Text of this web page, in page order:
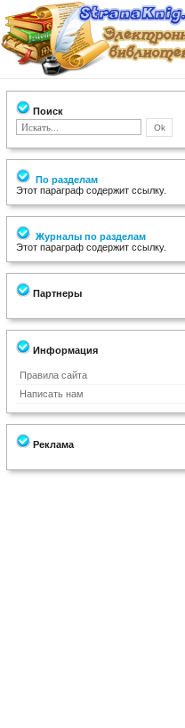
Поиск
По разделам
Этот параграф содержит ссылку.
Журналы по разделам
Этот параграф содержит ссылку.
Партнеры
Информация
Правила сайта
Написать нам
Реклама